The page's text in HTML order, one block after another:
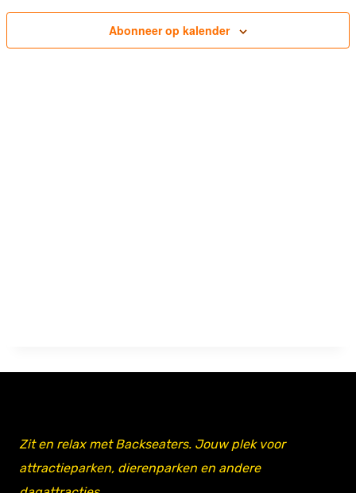
Abonneer op kalender
Zit en relax met Backseaters. Jouw plek voor
attractieparken, dierenparken en andere